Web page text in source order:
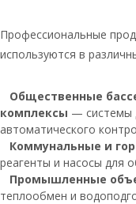
Соль
Соль
мозырьсоль
Мозырь
Соль
для
Профессиональные
используются в
Общественные
комплексы — системы
автоматического
Коммунальные и
реагенты и насосы для
Промышленные
теплообмен и